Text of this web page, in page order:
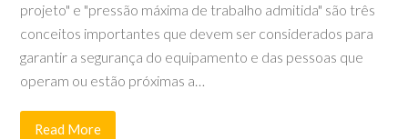
projeto" e "pressão máxima de trabalho admitida" são três
conceitos importantes que devem ser considerados para
garantir a segurança do equipamento e das pessoas que
operam ou estão próximas a…
Read More